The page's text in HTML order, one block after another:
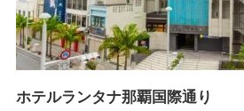
ホテルランタナ那覇国際通り